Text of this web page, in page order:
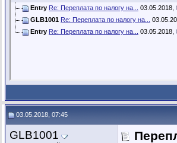
Entry Re: Переплата по налогу на... 03.05.2018,
GLB1001 Re: Переплата по налогу на...
Entry Re: Переплата по налогу на... 03.05.2018,
03.05.2018, 07:45
GLB1001